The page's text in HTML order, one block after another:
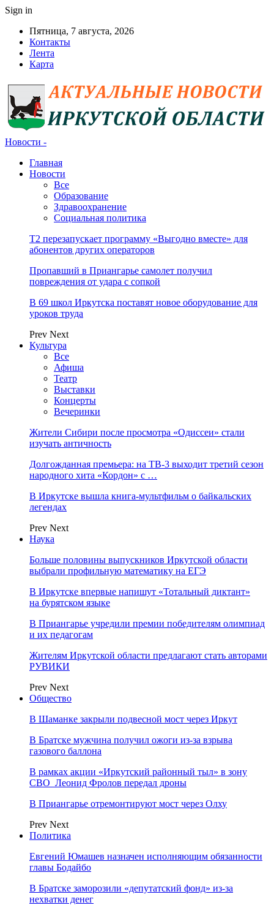
Sign in
Пятница, 7 августа, 2026
Контакты
Лента
Карта
Новости -
Главная
Новости
Все
Образование
Здравоохранение
Социальная политика
Т2 перезапускает программу «Выгодно вместе» для
абонентов других операторов
Пропавший в Приангарье самолет получил
повреждения от удара с сопкой
В 69 школ Иркутска поставят новое оборудование для
уроков труда
Prev Next
Культура
Все
Афиша
Театр
Выставки
Концерты
Вечеринки
Жители Сибири после просмотра «Одиссеи» стали
изучать античность
Долгожданная премьера: на ТВ-3 выходит третий сезон
народного хита «Кордон» с …
В Иркутске вышла книга-мультфильм о байкальских
легендах
Prev Next
Наука
Больше половины выпускников Иркутской области
выбрали профильную математику на ЕГЭ
В Иркутске впервые напишут «Тотальный диктант»
на бурятском языке
В Приангарье учредили премии победителям олимпиад
и их педагогам
Жителям Иркутской области предлагают стать авторами
РУВИКИ
Prev Next
Общество
В Шаманке закрыли подвесной мост через Иркут
В Братске мужчина получил ожоги из-за взрыва
газового баллона
В рамках акции «Иркутский районный тыл» в зону
СВО Леонид Фролов передал дроны
В Приангарье отремонтируют мост через Олху
Prev Next
Политика
Евгений Юмашев назначен исполняющим обязанности
главы Бодайбо
В Братске заморозили «депутатский фонд» из‑за
нехватки денег